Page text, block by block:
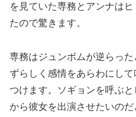
を見ていた専務とアンナは
たので驚きます。
専務はジュンボムが逆らっ
ずらしく感情をあらわにし
つけます。ソギョンを呼ぶ
から彼女を出演させたいの